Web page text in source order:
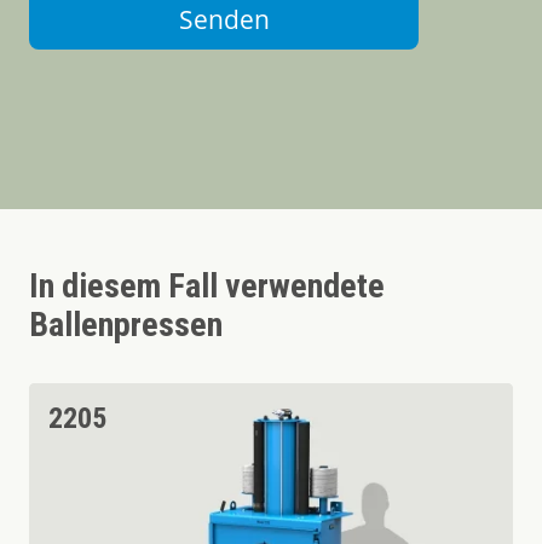
Senden
In diesem Fall verwendete
Ballenpressen
2205